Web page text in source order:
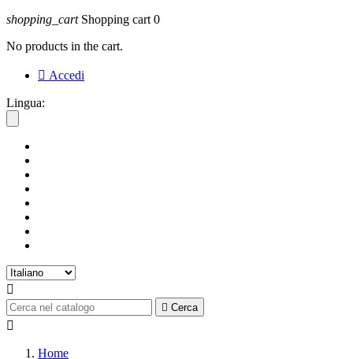
shopping_cart Shopping cart 0
No products in the cart.
 Accedi
Lingua:

 Cerca

Home